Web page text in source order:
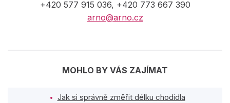
+420 577 915 036, +420 773 667 390
arno@arno.cz
MOHLO BY VÁS ZAJÍMAT
Jak si správně změřit délku chodidla